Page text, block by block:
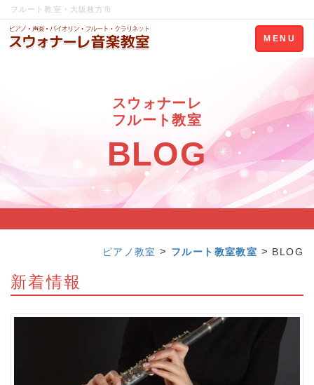
フルート教室・大阪枚方市
Toggle
navigation
MENU
スウォナーレ
フルート教室
BLOG
ピアノ教室 > フルート教室教室 > BLOG
新着情報